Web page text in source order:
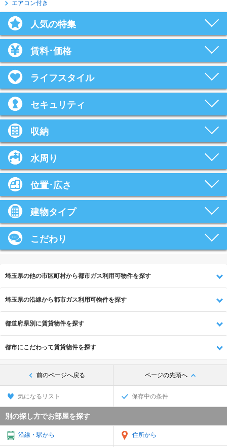
エアコン付き
人気の特集
賃料･価格
ライフスタイル
セキュリティ
収納
水周り
位置･広さ
建物タイプ
こだわり
埼玉県の他の市区町村から都市ガス利用可物件を探す
埼玉県の沿線から都市ガス利用可物件を探す
都道府県別に賃貸物件を探す
都市にこだわって賃貸物件を探す
前のページへ戻る ページの先頭へ
気になるリスト 保存中の条件
別の探し方でお部屋を探す
沿線・駅から 住所から